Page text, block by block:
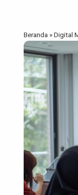
Beranda »Digital